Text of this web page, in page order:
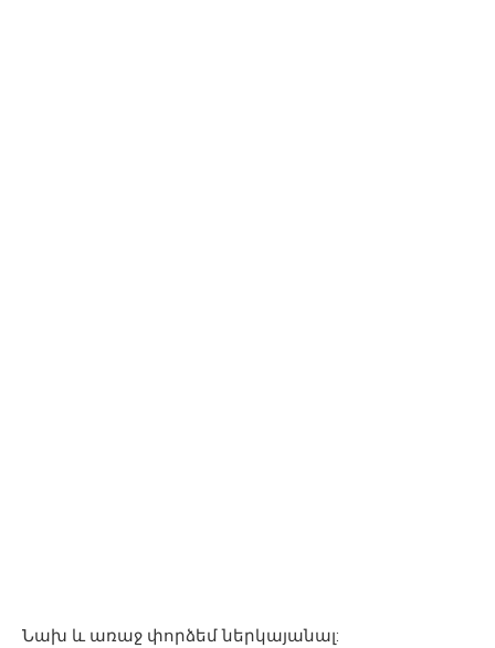
Նախ և առաջ փորձեմ ներկայանալ: